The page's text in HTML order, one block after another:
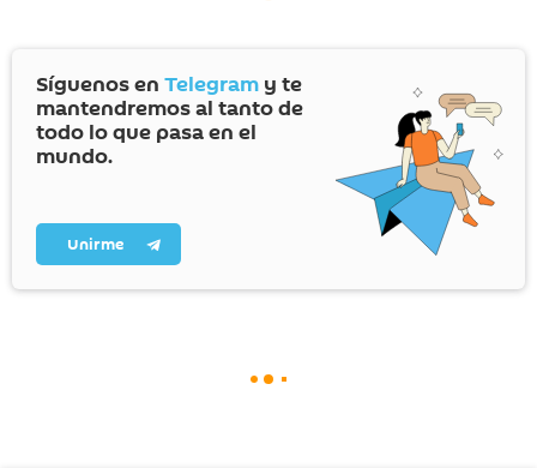
Síguenos en Telegram y te
mantendremos al tanto de
todo lo que pasa en el
mundo.
Unirme